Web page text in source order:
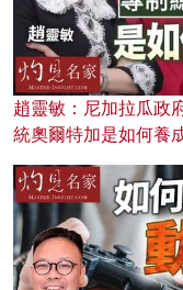
趙靈敏：尼加拉瓜政
統奧爾特加是如何養